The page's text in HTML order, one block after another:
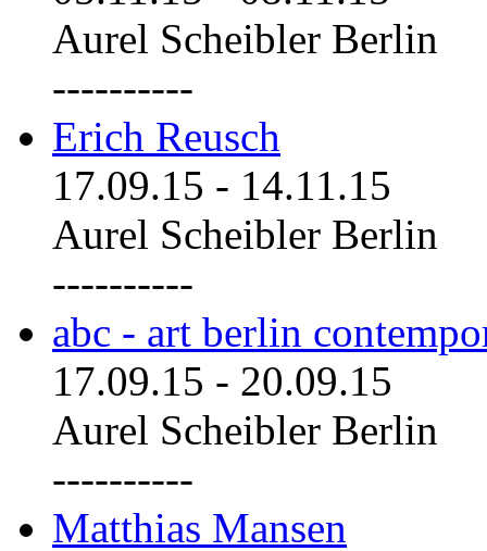
Aurel Scheibler Berlin
----------
Erich Reusch
17.09.15 - 14.11.15
Aurel Scheibler Berlin
----------
abc - art berlin
17.09.15 - 20.09.15
Aurel Scheibler Berlin
----------
Matthias Mansen